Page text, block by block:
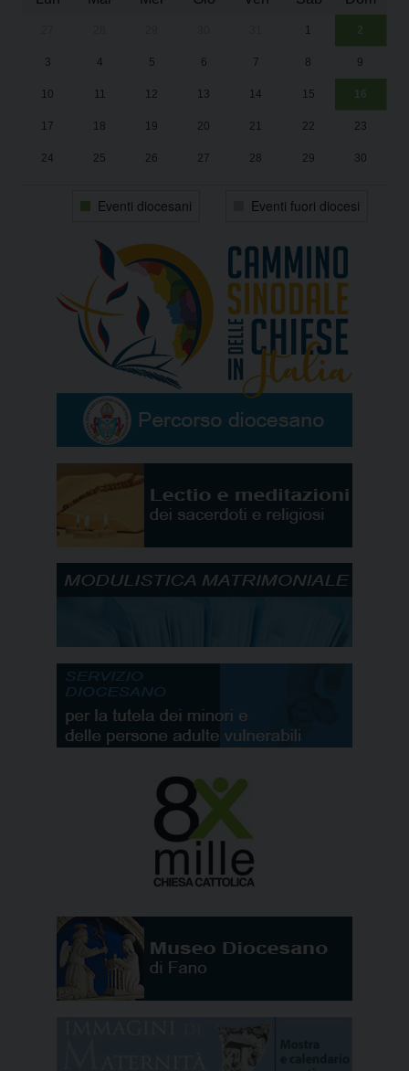
1 2
3 4 5 6 7 8 9
10 11 12 13 14 15 16
17 18 19 20 21 22 23
24 25 26 27 28 29 30
Eventi diocesani Eventi fuori diocesi